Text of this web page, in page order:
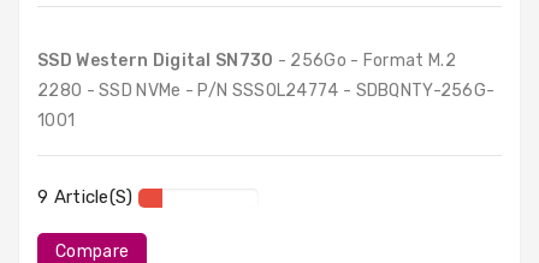
Composants
Composants
PC
Destockage
SSD Western Digital SN730 - 256Go - Format M.2
2280 - SSD NVMe - P/N SSS0L24774 - SDBQNTY-256G-
1001
9 Article(s)
Compare